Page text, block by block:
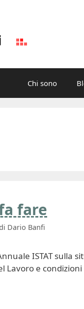
Chi sono
fare
Dario Banfi
ISTAT sulla
Lavoro e